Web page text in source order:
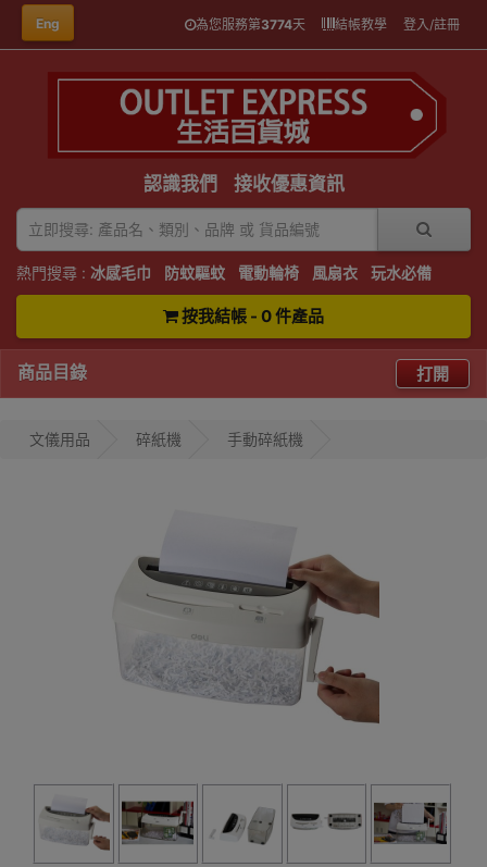
Eng 為您服務第3774天 結帳教學 登入/註冊
認識我們 接收優惠資訊
熱門搜尋 : 冰感毛巾 防蚊驅蚊 電動輪椅 風扇衣 玩水必備
按我結帳 - 0 件產品
商品目錄 打開
文儀用品 碎紙機 手動碎紙機